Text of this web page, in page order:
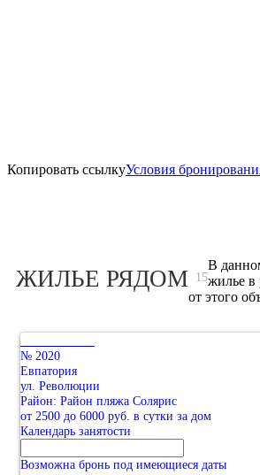
Копировать ссылкуУсловия
ЖИЛЬЕ РЯДОМ 15
В
жилье в
от этого
№ 2020
Евпатория
ул. Революции
Район: Район пляжа Солярис
от 2500 до 6000 руб. в сутки за дом
Календарь занятости
Возможна бронь под имеющиеся даты